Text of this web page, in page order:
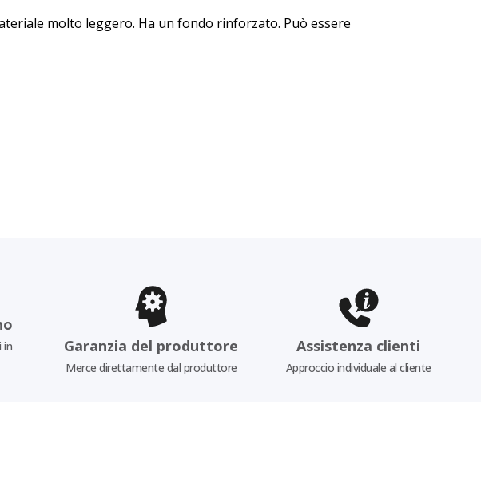
molto leggero. Ha un fondo rinforzato. Può essere
in
Garanzia del produttore
Merce direttamente dal produttore
Assistenza clienti
Approccio individuale al cliente